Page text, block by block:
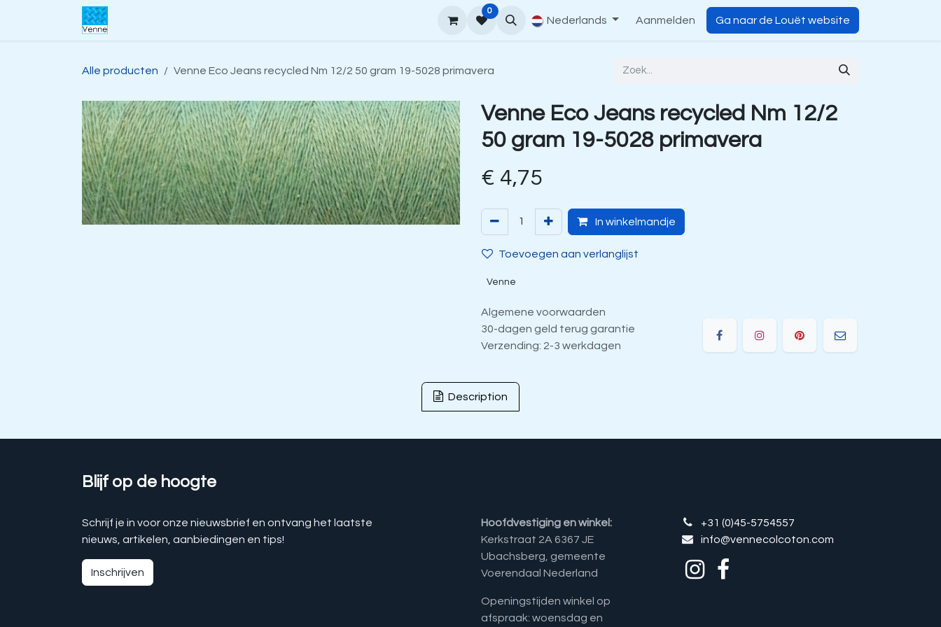
Overslaan naar inhoud
Hoe te bestellen Contact
0
Nederlands Aanmelden Ga naar de Louët website
Alle producten Venne Eco Jeans recycled Nm 12/2 50 gram 19-5028 primavera
Venne Eco Jeans recycled Nm 12/2
50 gram 19-5028 primavera
€ 4,75
In winkelmandje
Toevoegen aan verlanglijst
Venne
Algemene voorwaarden
30-dagen geld terug garantie
Verzending: 2-3 werkdagen
Description
Blijf op de hoogte
Schrijf je in voor onze nieuwsbrief en ontvang het laatste
nieuws, artikelen, aanbiedingen en tips!
Inschrijven
Hoofdvestiging en winkel:
Kerkstraat 2A 6367 JE
Ubachsberg, gemeente
Voerendaal Nederland
Openingstijden winkel op
afspraak: woensdag en
+31 (0)45-5754557
info@vennecolcoton.com